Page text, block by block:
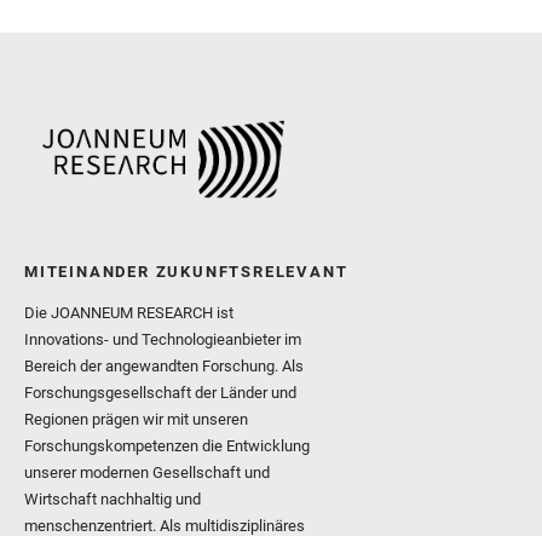
MITEINANDER ZUKUNFTSRELEVANT
Die JOANNEUM RESEARCH ist
Innovations- und Technologieanbieter im
Bereich der angewandten Forschung. Als
Forschungsgesellschaft der Länder und
Regionen prägen wir mit unseren
Forschungskompetenzen die Entwicklung
unserer modernen Gesellschaft und
Wirtschaft nachhaltig und
menschenzentriert. Als multidisziplinäres